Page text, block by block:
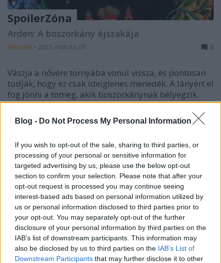
Blog - Do Not Process My Personal Information
If you wish to opt-out of the sale, sharing to third parties, or
processing of your personal or sensitive information for
targeted advertising by us, please use the below opt-out
section to confirm your selection. Please note that after your
opt-out request is processed you may continue seeing
interest-based ads based on personal information utilized by
us or personal information disclosed to third parties prior to
your opt-out. You may separately opt-out of the further
disclosure of your personal information by third parties on the
IAB’s list of downstream participants. This information may
also be disclosed by us to third parties on the IAB’s List of
Downstream Participants that may further disclose it to other
SpoilerZóna
Arden: A boszorkány éjszakája
BBerni86 • 2021. március 07. 0
Vászja a nővére tornyába vonul vissza, és pontosan
tudják, hogy ez csak ideiglenes menedék. A lányért el
fog jönni a tömeg, akik boszorkánynak bélyegzik.
Konsztantin a lányt akarja, rá is uszítja a városiakat.
A lány féltve a nővérét és a gyerekeit, kimegy – a
lovát megölik, őt magát máglyára…
Idézzünk!
BBerni86•2021. március 03.
Egy bölcs ember egyszer azt mondta: senki sem
menekülhet a saját halála elől, de sokat elárul
rólunk, hogyan futunk. (Sullivan: Mítoszok kora) A
világon nincsenek se szörnyetegek, se szentek. Csak
végtelen árnyalatok vannak, melyeket ugyanabba a
kárpitba szőttek bele: az egyik világos, a másik…